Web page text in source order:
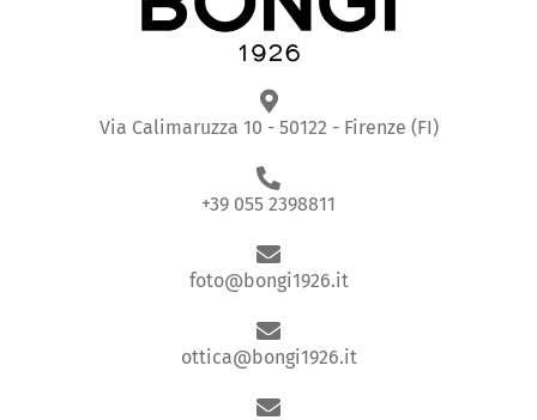
Via Calimaruzza 10 - 50122 - Firenze (FI)
+39 055 2398811
foto@bongi1926.it
ottica@bongi1926.it